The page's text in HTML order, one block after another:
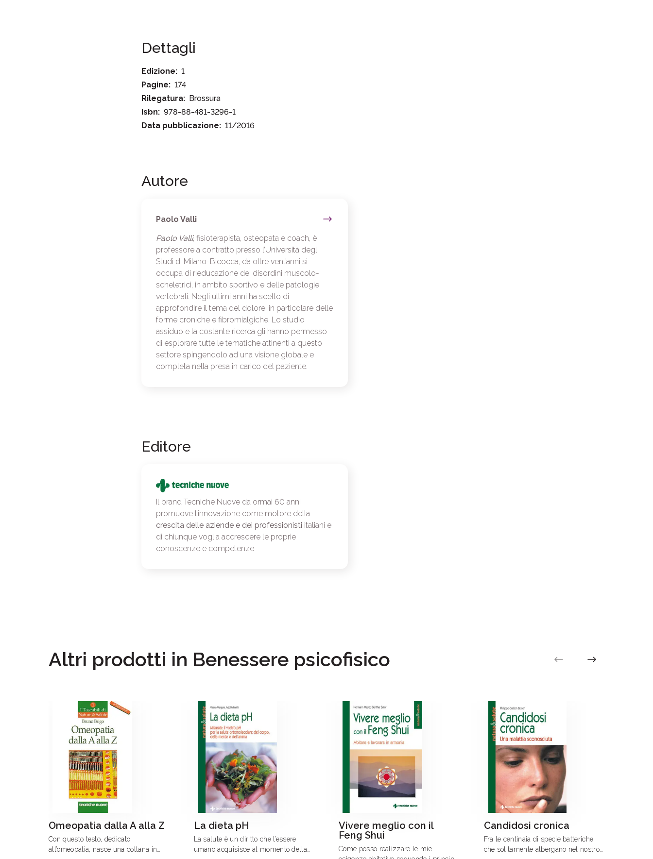
Dettagli
Edizione: 1
Pagine: 174
Rilegatura: Brossura
Isbn: 978-88-481-3296-1
Data pubblicazione: 11/2016
Autore
Paolo Valli
Paolo Valli, fisioterapista, osteopata e coach, è
professore a contratto presso l’Università degli
Studi di Milano-Bicocca, da oltre vent’anni si
occupa di rieducazione dei disordini muscolo-
scheletrici, in ambito sportivo e delle patologie
vertebrali. Negli ultimi anni ha scelto di
approfondire il tema del dolore, in particolare delle
forme croniche e fibromialgiche. Lo studio
assiduo e la costante ricerca gli hanno permesso
di esplorare tutte le tematiche attinenti a questo
settore spingendolo ad una visione globale e
completa nella presa in carico del paziente.
Editore
Il brand Tecniche Nuove da ormai 60 anni
promuove l’innovazione come motore della
crescita delle aziende e dei professionisti italiani e
di chiunque voglia accrescere le proprie
conoscenze e competenze
Altri prodotti in Benessere psicofisico
Omeopatia dalla A alla Z
Con questo testo, dedicato
all’omeopatia, nasce una collana in
La dieta pH
La salute è un diritto che l’essere
umano acquisisce al momento della
Vivere meglio con il
Feng Shui
Come posso realizzare le mie
Candidosi cronica
Fra le centinaia di specie batteriche
che solitamente albergano nel nostro